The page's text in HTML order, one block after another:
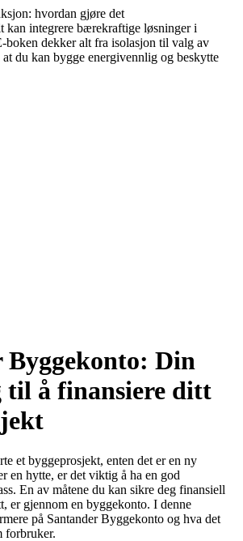
hvordan gjøre det
kan integrere bærekraftige løsninger i
boken dekker alt fra isolasjon til valg av
du kan bygge energivennlig og beskytte
Byggekonto: Din
til å finansiere ditt
et byggeprosjekt, enten det er en ny
en hytte, er det viktig å ha en god
En av måtene du kan sikre deg finansiell
er gjennom en byggekonto. I denne
på Santander Byggekonto og hva det
forbruker.